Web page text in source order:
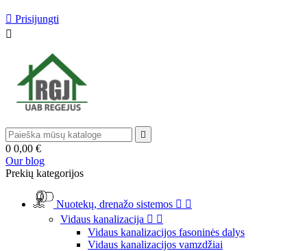
 Prisijungti


0 0,00 €
Our blog
Prekių kategorijos
Nuotekų, drenažo sistemos  
Vidaus kanalizacija  
Vidaus kanalizacijos fasoninės dalys
Vidaus kanalizacijos vamzdžiai